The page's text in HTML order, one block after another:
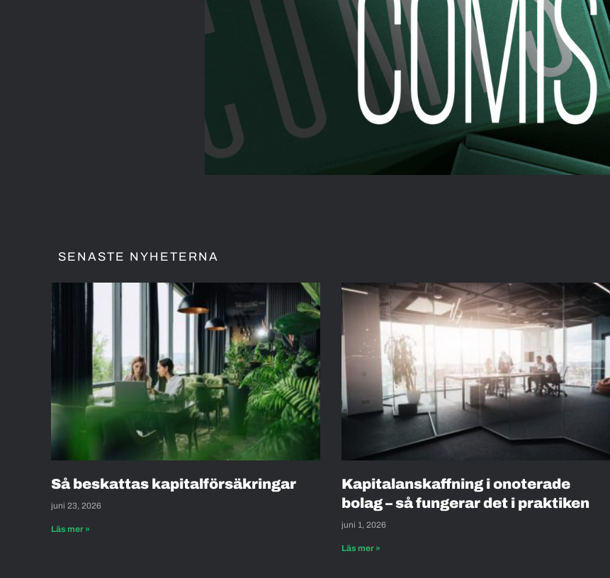
SENASTE NYHETERNA
Så beskattas kapitalförsäkringar
juni 23, 2026
Läs mer »
Kapitalanskaffning i onoterade
bolag – så fungerar det i praktiken
juni 1, 2026
Läs mer »